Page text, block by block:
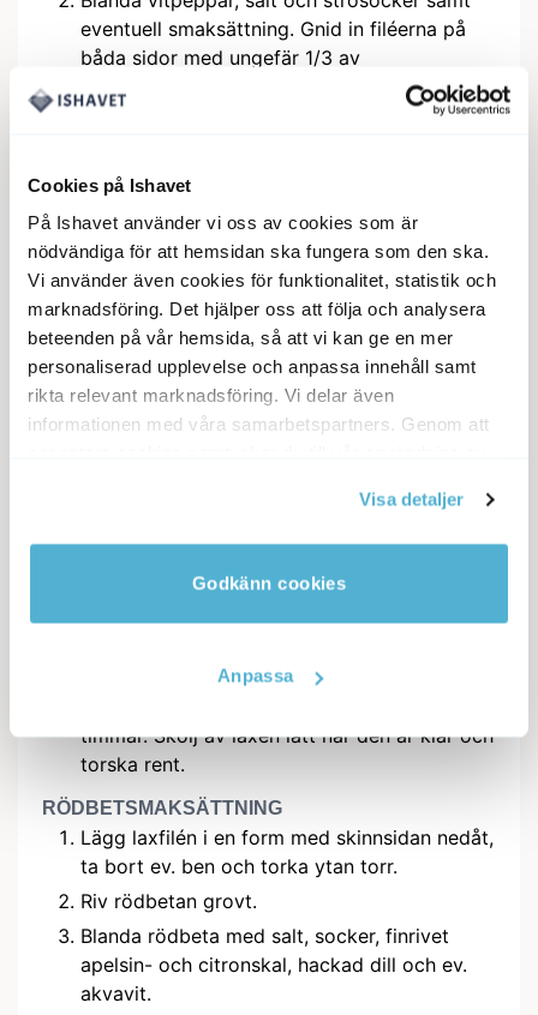
Cookies på Ishavet
På Ishavet använder vi oss av cookies som är
nödvändiga för att hemsidan ska fungera som den ska.
Vi använder även cookies för funktionalitet, statistik och
marknadsföring. Det hjälper oss att följa och analysera
beteenden på vår hemsida, så att vi kan ge en mer
personaliserad upplevelse och anpassa innehåll samt
rikta relevant marknadsföring. Vi delar även
informationen med våra samarbetspartners. Genom att
Visa detaljer
Godkänn cookies
Anpassa
eventuell smaksättning. Gnid in filéerna på
båda sidor med ungefär 1/3 av
Lägg sedan ihop laxen med grovhackad dill
emellan. Lägg köttsida mot köttsida och tunn
plastpåse på en tallrik i kylen och försök få
ut all luft i påsen. Vänd plastpåsen varje 6-
10h.
Efter två dygn är laxen klar. Häll bort vätskan
som bildas, annars blir fisken för salt.
Skrapa bort smaksättning när laxen ska
serveras. Skär filéerna på snedden i tunna
serveringsfat. Garnera med skivor eller
klyftor av citron och dillkvistar.
GINSMAKSÄTTNING
laxfiléen i blandingen.
timmar. Skölj av laxen lätt när den är klar och
torska rent.
RÖDBETSMAKSÄTTNING
Lägg laxfilén i en form med skinnsidan nedåt,
ta bort ev. ben och torka ytan torr.
Riv rödbetan grovt.
Blanda rödbeta med salt, socker, finrivet
apelsin- och citronskal, hackad dill och ev.
akvavit.